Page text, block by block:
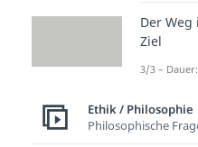
Talk Fragen
findest du
Was ist
noch
Der Weg
Ziel
3/3 – Dauer:
Ethik / Philosophie
Philosophische